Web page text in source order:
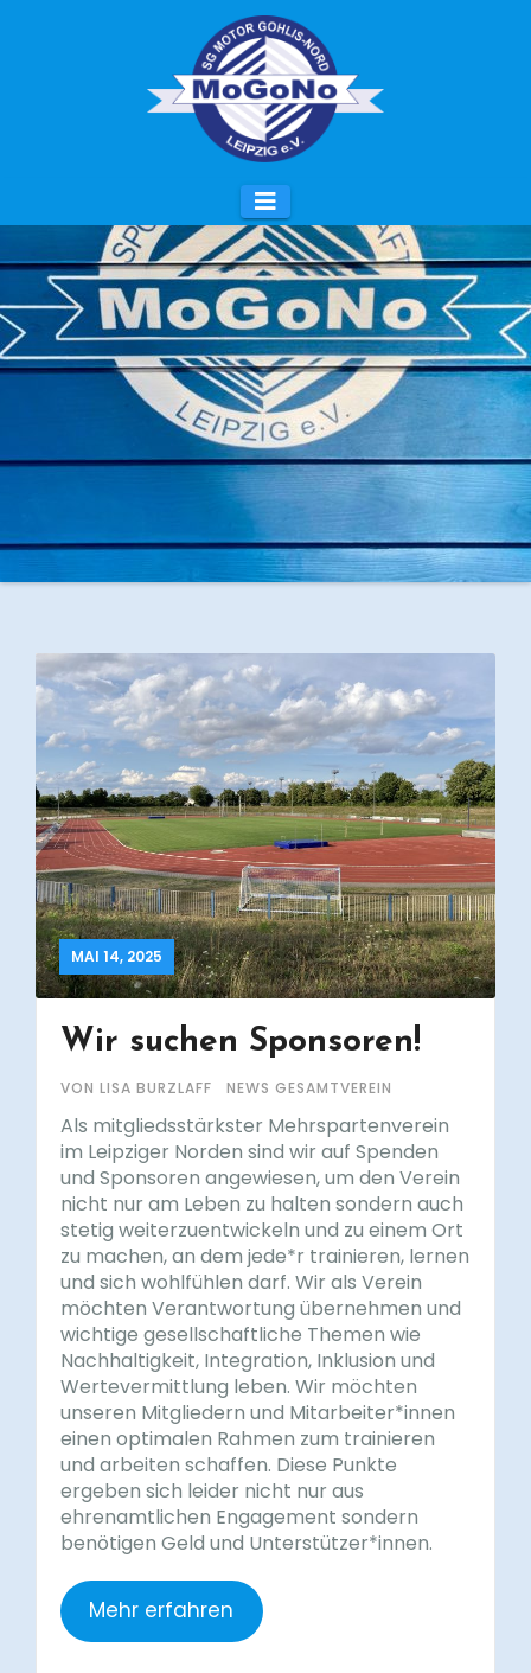
MAI 14, 2025
Wir suchen Sponsoren!
VON LISA BURZLAFF NEWS GESAMTVEREIN
Als mitgliedsstärkster Mehrspartenverein
im Leipziger Norden sind wir auf Spenden
und Sponsoren angewiesen, um den Verein
nicht nur am Leben zu halten sondern auch
stetig weiterzuentwickeln und zu einem Ort
zu machen, an dem jede*r trainieren, lernen
und sich wohlfühlen darf. Wir als Verein
möchten Verantwortung übernehmen und
wichtige gesellschaftliche Themen wie
Nachhaltigkeit, Integration, Inklusion und
Wertevermittlung leben. Wir möchten
unseren Mitgliedern und Mitarbeiter*innen
einen optimalen Rahmen zum trainieren
und arbeiten schaffen. Diese Punkte
ergeben sich leider nicht nur aus
ehrenamtlichen Engagement sondern
benötigen Geld und Unterstützer*innen.
Mehr erfahren